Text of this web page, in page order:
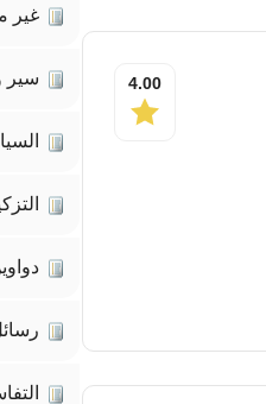
4.00
غير
سير